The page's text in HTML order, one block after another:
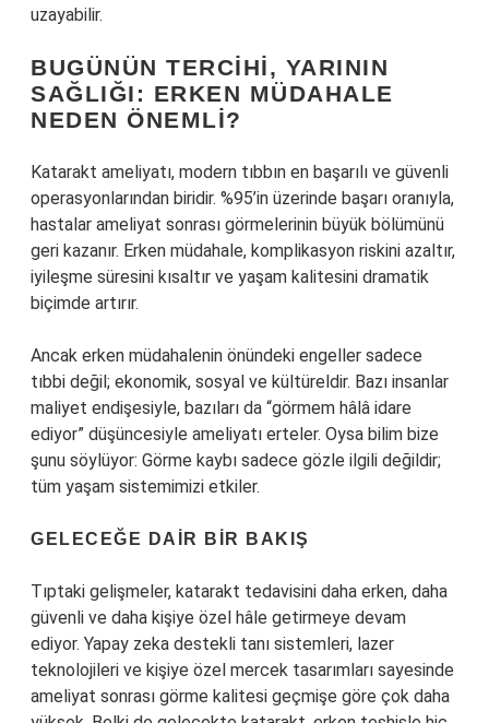
uzayabilir.
BUGÜNÜN TERCIHI, YARININ
SAĞLIĞI: ERKEN MÜDAHALE
NEDEN ÖNEMLI?
Katarakt ameliyatı, modern tıbbın en başarılı ve güvenli
operasyonlarından biridir. %95’in üzerinde başarı oranıyla,
hastalar ameliyat sonrası görmelerinin büyük bölümünü
geri kazanır. Erken müdahale, komplikasyon riskini azaltır,
iyileşme süresini kısaltır ve yaşam kalitesini dramatik
biçimde artırır.
Ancak erken müdahalenin önündeki engeller sadece
tıbbi değil; ekonomik, sosyal ve kültüreldir. Bazı insanlar
maliyet endişesiyle, bazıları da “görmem hâlâ idare
ediyor” düşüncesiyle ameliyatı erteler. Oysa bilim bize
şunu söylüyor: Görme kaybı sadece gözle ilgili değildir;
tüm yaşam sistemimizi etkiler.
GELECEĞE DAIR BIR BAKIŞ
Tıptaki gelişmeler, katarakt tedavisini daha erken, daha
güvenli ve daha kişiye özel hâle getirmeye devam
ediyor. Yapay zeka destekli tanı sistemleri, lazer
teknolojileri ve kişiye özel mercek tasarımları sayesinde
ameliyat sonrası görme kalitesi geçmişe göre çok daha